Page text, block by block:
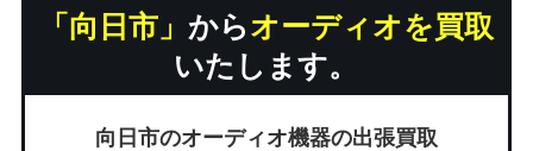
「向日市」 からオーディオを買取
いたします。
向日市のオーディオ機器の出張買取